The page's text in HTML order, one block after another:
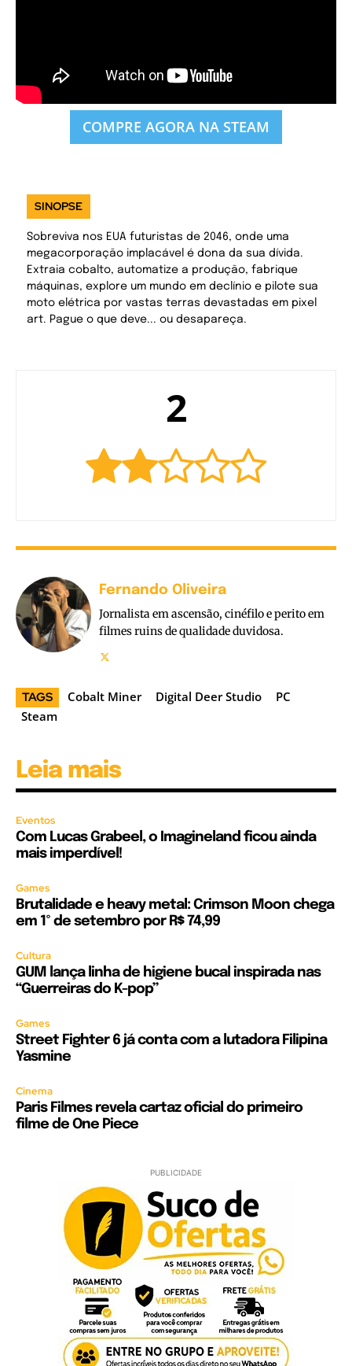
COMPRE AGORA NA STEAM
SINOPSE
Sobreviva nos EUA futuristas de 2046, onde uma
megacorporação implacável é dona da sua dívida.
Extraia cobalto, automatize a produção, fabrique
máquinas, explore um mundo em declínio e pilote sua
moto elétrica por vastas terras devastadas em pixel
art. Pague o que deve... ou desapareça.
2
Fernando Oliveira
Jornalista em ascensão, cinéfilo e perito em
filmes ruins de qualidade duvidosa.
TAGS Cobalt Miner Digital Deer Studio
PC
Steam
Leia mais
Eventos
Com Lucas Grabeel, o Imagineland ficou ainda
mais imperdível!
Games
Brutalidade e heavy metal: Crimson Moon chega
em 1º de setembro por R$ 74,99
Cultura
GUM lança linha de higiene bucal inspirada nas
“Guerreiras do K-pop”
Games
Street Fighter 6 já conta com a lutadora Filipina
Yasmine
Cinema
Paris Filmes revela cartaz oficial do primeiro
filme de One Piece
PUBLICIDADE